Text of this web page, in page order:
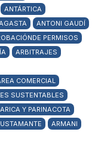
ANTÁRTICA
ANTONI GAUDÍ
PERMISOS
ARBITRAJES
COMERCIAL
SUSTENTABLES
ARICA Y PARINACOTA
ARMANI